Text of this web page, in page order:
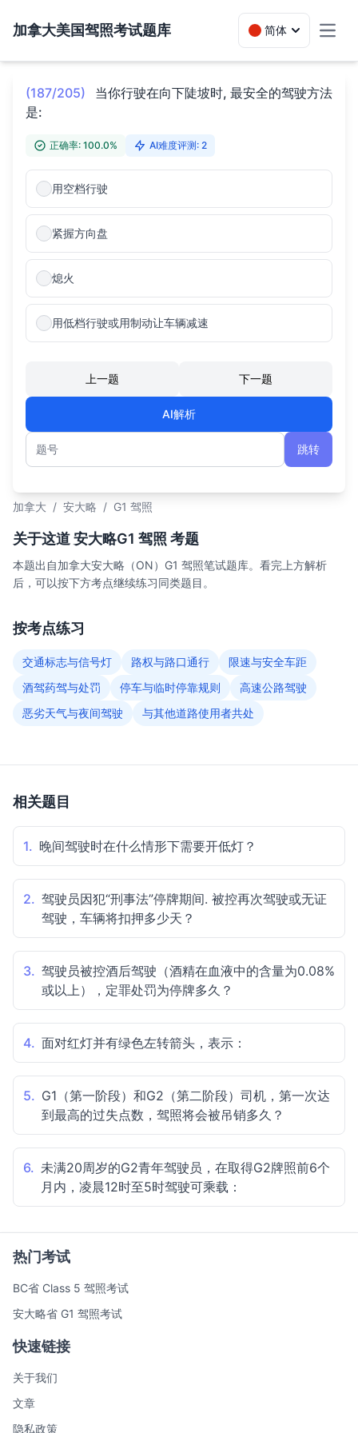
加拿大美国驾照考试题库 简体
(187/205)
当你行驶在向下陡坡时, 最安全的驾驶方法
是:
正确率: 100.0% AI难度评测: 2
用空档行驶
紧握方向盘
熄火
用低档行驶或用制动让车辆减速
上一题 下一题
AI解析
题号
跳转
加拿大 / 安大略 / G1 驾照
关于这道 安大略G1 驾照 考题
本题出自加拿大安大略（ON）G1 驾照笔试题库。看完上方解析
后，可以按下方考点继续练习同类题目。
按考点练习
交通标志与信号灯 路权与路口通行
限速与安全车距
酒驾药驾与处罚
停车与临时停靠规则
高速公路驾驶
恶劣天气与夜间驾驶
与其他道路使用者共处
相关题目
1. 晚间驾驶时在什么情形下需要开低灯？
2. 驾驶员因犯“刑事法”停牌期间. 被控再次驾驶或无证
驾驶，车辆将扣押多少天？
3. 驾驶员被控酒后驾驶（酒精在血液中的含量为0.08%
或以上），定罪处罚为停牌多久？
4. 面对红灯并有绿色左转箭头，表示：
5. G1（第一阶段）和G2（第二阶段）司机，第一次达
到最高的过失点数，驾照将会被吊销多久？
6. 未满20周岁的G2青年驾驶员，在取得G2牌照前6个
月内，凌晨12时至5时驾驶可乘载：
热门考试
BC省 Class 5 驾照考试
安大略省 G1 驾照考试
快速链接
关于我们
文章
隐私政策